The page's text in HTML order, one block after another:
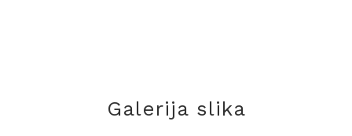
Galerija slika